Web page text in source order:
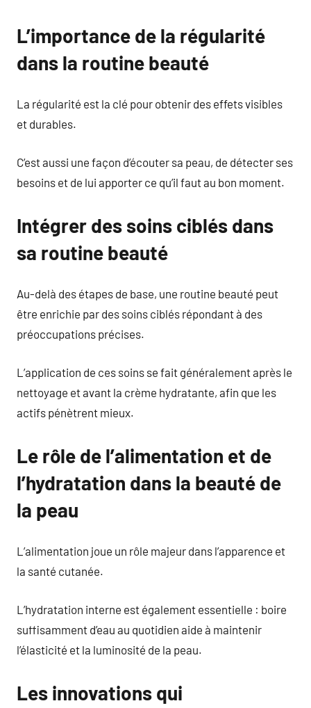
L’importance de la régularité
dans la routine beauté
La régularité est la clé pour obtenir des effets visibles
et durables.
C’est aussi une façon d’écouter sa peau, de détecter ses
besoins et de lui apporter ce qu’il faut au bon moment.
Intégrer des soins ciblés dans
sa routine beauté
Au-delà des étapes de base, une routine beauté peut
être enrichie par des soins ciblés répondant à des
préoccupations précises.
L’application de ces soins se fait généralement après le
nettoyage et avant la crème hydratante, afin que les
actifs pénètrent mieux.
Le rôle de l’alimentation et de
l’hydratation dans la beauté de
la peau
L’alimentation joue un rôle majeur dans l’apparence et
la santé cutanée.
L’hydratation interne est également essentielle : boire
suffisamment d’eau au quotidien aide à maintenir
l’élasticité et la luminosité de la peau.
Les innovations qui